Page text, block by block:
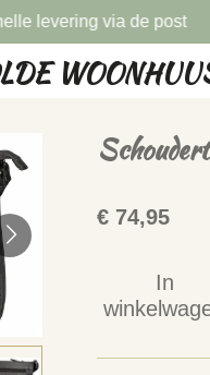
levering via de post
€ 74,95
In